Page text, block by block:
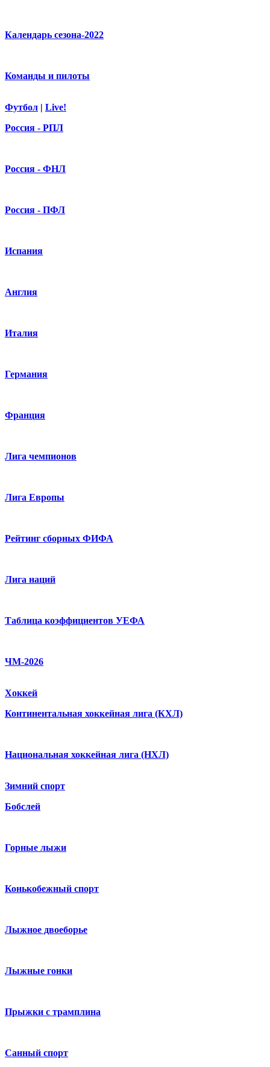
Календарь сезона-2022
Команды и пилоты
Футбол | Live!
Россия - РПЛ
Россия - ФНЛ
Россия - ПФЛ
Испания
Англия
Италия
Германия
Франция
Лига чемпионов
Лига Европы
Рейтинг сборных ФИФА
Лига наций
Таблица коэффициентов УЕФА
ЧМ-2026
Хоккей
Континентальная хоккейная лига (КХЛ)
Национальная хоккейная лига (НХЛ)
Зимний спорт
Бобслей
Горные лыжи
Конькобежный спорт
Лыжное двоеборье
Лыжные гонки
Прыжки с трамплина
Санный спорт